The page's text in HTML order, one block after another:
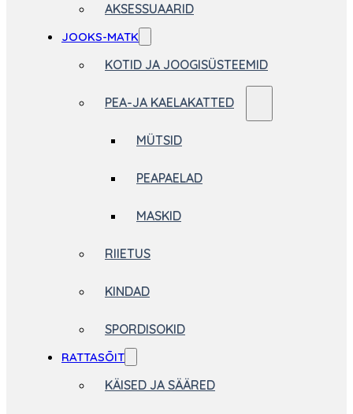
AKSESSUAARID
JOOKS-MATK
KOTID JA JOOGISÜSTEEMID
PEA-JA KAELAKATTED
MÜTSID
PEAPAELAD
MASKID
RIIETUS
KINDAD
SPORDISOKID
RATTASÕIT
KÄISED JA SÄÄRED